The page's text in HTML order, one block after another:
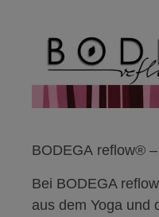
BODEGA reflow® –
Bei BODEGA
aus dem Yoga und